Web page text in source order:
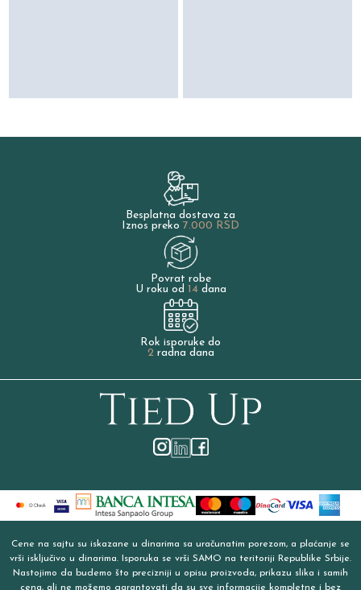
Besplatna dostava za
Iznos preko 7.000 RSD
Povrat robe
U roku od 14dana
Rok isporuke do
2radna dana
Cene na sajtu su iskazane u dinarima sa uračunatim porezom, a plaćanje se
vrši isključivo u dinarima. Isporuka se vrši SAMO na teritoriji Republike Srbije.
Nastojimo da budemo što precizniji u opisu proizvoda, prikazu slika i samih
cena, ali ne možemo garantovati da su sve informacije kompletne i bez